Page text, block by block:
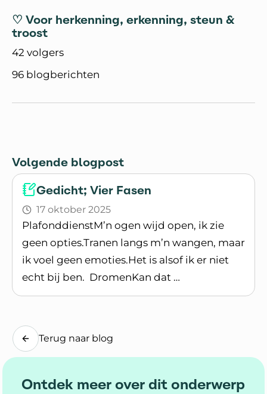
♡ Voor herkenning, erkenning, steun &
troost
42 volgers
96 blogberichten
Volgende blogpost
Gedicht; Vier Fasen
17 oktober 2025
PlafonddienstM’n ogen wijd open, ik zie
geen opties.Tranen langs m’n wangen, maar
ik voel geen emoties.Het is alsof ik er niet
echt bij ben. DromenKan dat …
Lees blogpost
Terug naar blog
Ontdek meer over dit onderwerp